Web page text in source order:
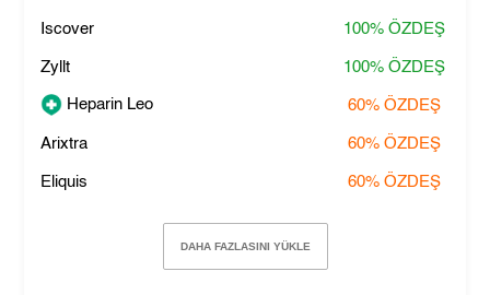
Iscover 100% ÖZDEŞ
Zyllt 100% ÖZDEŞ
Heparin Leo 60% ÖZDEŞ
Arixtra 60% ÖZDEŞ
Eliquis 60% ÖZDEŞ
DAHA FAZLASINI YÜKLE